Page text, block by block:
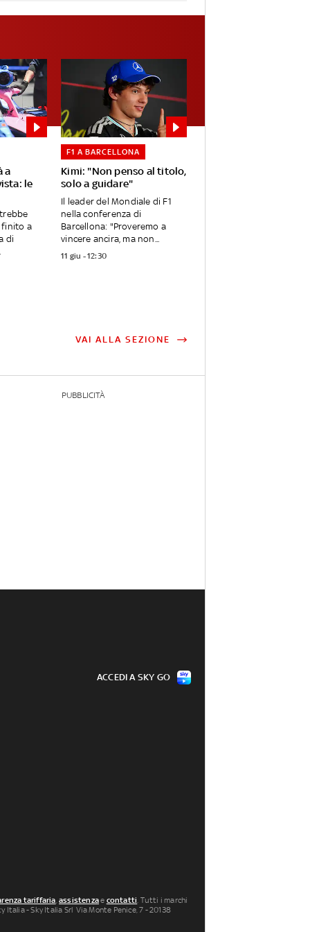
a
le
finito a
di
Kimi: "Non penso al titolo,
solo a guidare"
F1 A BARCELLONA
Il leader del Mondiale di F1
nella conferenza di
Barcellona: "Proveremo a
vincere ancira, ma non...
11 giu - 12:30
VAI ALLA SEZIONE
PUBBLICITÀ
ACCEDI A SKY GO
tariffaria,assistenzae contatti. Tutti i marchi
- Sky Italia Srl Via Monte Penice, 7 - 20138